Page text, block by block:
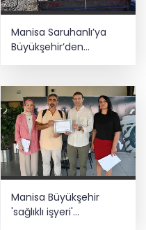
Manisa Saruhanlı’ya
Büyükşehir’den
tarımsal destek
Manisa Büyükşehir
'sağlıklı işyeri'
sertifikasına kavuştu